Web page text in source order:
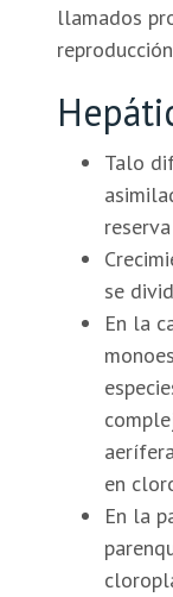
llamados
Talo
reserva
se
En la
en
En la